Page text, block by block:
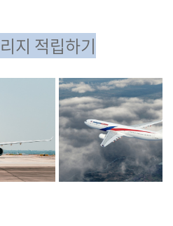
지 적립하기